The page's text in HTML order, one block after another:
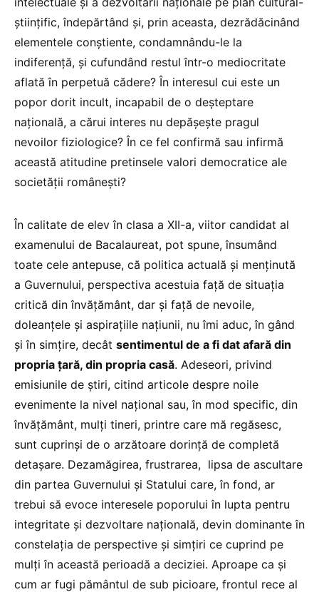
științific, îndepărtând și, prin aceasta, dezrădăcinând
elementele conștiente, condamnându-le la
indiferență, și cufundând restul într-o mediocritate
aflată în perpetuă cădere? În interesul cui este un
popor dorit incult, incapabil de o deșteptare
națională, a cărui interes nu depășește pragul
nevoilor fiziologice? În ce fel confirmă sau infirmă
această atitudine pretinsele valori democratice ale
societății românești?
În calitate de elev în clasa a XII-a, viitor candidat al
examenului de Bacalaureat, pot spune, însumând
toate cele antepuse, că politica actuală și menținută
a Guvernului, perspectiva acestuia față de situația
critică din învățământ, dar și față de nevoile,
doleanțele și aspirațiile națiunii, nu îmi aduc, în gând
și în simțire, decât sentimentul de a fi dat afară din
propria țară, din propria casă. Adeseori, privind
emisiunile de știri, citind articole despre noile
evenimente la nivel național sau, în mod specific, din
învățământ, mulți tineri, printre care mă regăsesc,
sunt cuprinși de o arzătoare dorință de completă
detașare. Dezamăgirea, frustrarea, lipsa de ascultare
din partea Guvernului și Statului care, în fond, ar
trebui să evoce interesele poporului în lupta pentru
integritate și dezvoltare națională, devin dominante în
constelația de perspective și simțiri ce cuprind pe
mulți în această perioadă a deciziei. Aproape ca și
cum ar fugi pământul de sub picioare, frontul rece al